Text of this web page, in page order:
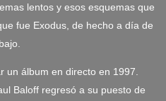
lentos y esos esquemas que
fue Exodus, de hecho a día de
un álbum en directo en 1997.
Baloff regresó a su puesto de